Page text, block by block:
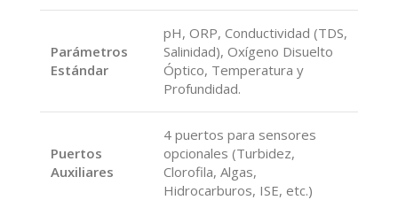
Parámetros
Estándar
pH, ORP, Conductividad (TDS,
Salinidad), Oxígeno Disuelto
Óptico, Temperatura y
Profundidad.
Puertos
Auxiliares
4 puertos para sensores
opcionales (Turbidez,
Clorofila, Algas,
Hidrocarburos, ISE, etc.)